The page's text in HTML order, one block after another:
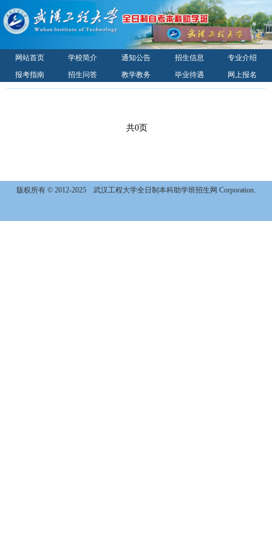
网站首页 学校简介 通知公告 招生信息
专业介绍
报考指南
招生问答 教学教务 毕业待遇
网上报名
录取查询
校园风光 联系我们
共0页
版权所有 © 2012-2025 武汉工程大学全日制本科助学班招生网 Corporation.